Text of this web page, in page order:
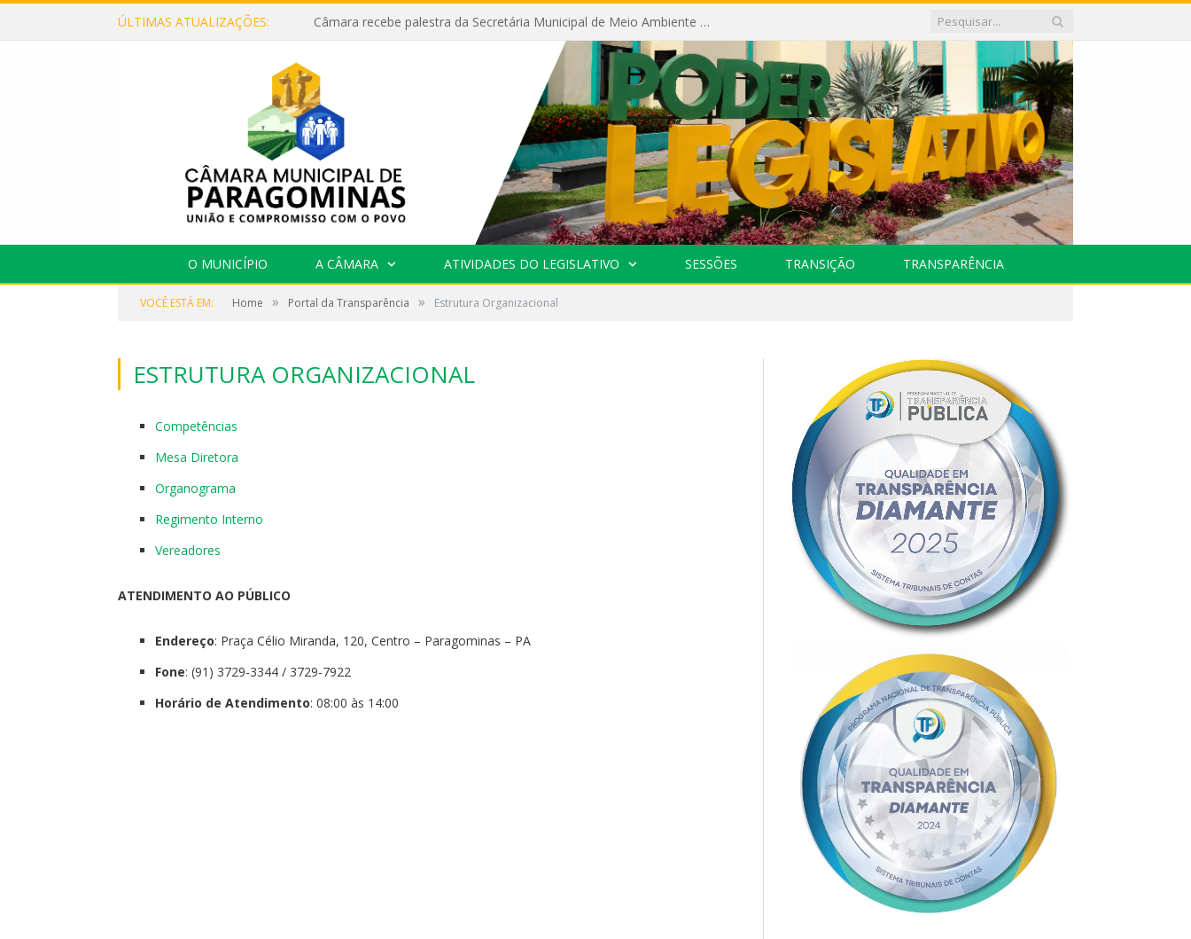
ÚLTIMAS ATUALIZAÇÕES: Câmara recebe palestra da Secretária Municipal de Meio Ambiente sobre as ações da “SEMANA DO MEIO AMBIENTE”
O MUNICÍPIO A CÂMARA ATIVIDADES DO LEGISLATIVO SESSÕES TRANSIÇÃO TRANSPARÊNCIA
VOCÊ ESTÁ EM: Home » Portal da Transparência » Estrutura Organizacional
ESTRUTURA ORGANIZACIONAL
Competências
Mesa Diretora
Organograma
Regimento Interno
Vereadores
ATENDIMENTO AO PÚBLICO
Endereço: Praça Célio Miranda, 120, Centro – Paragominas – PA
Fone: (91) 3729-3344 / 3729-7922
Horário de Atendimento: 08:00 às 14:00